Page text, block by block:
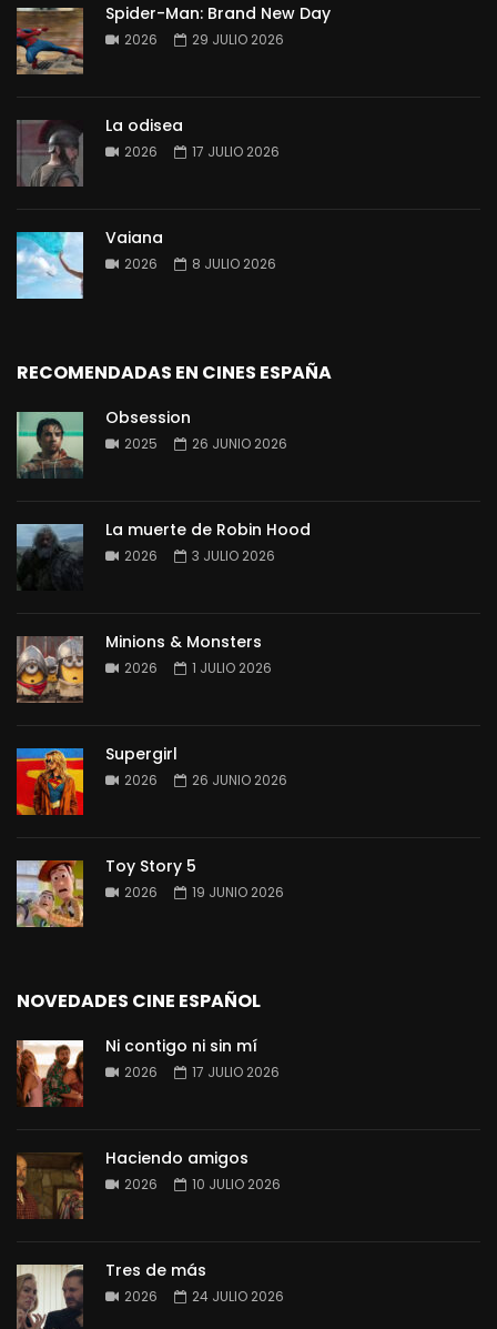
Spider-Man: Brand New Day
2026 29 JULIO 2026
La odisea
2026 17 JULIO 2026
Vaiana
2026 8 JULIO 2026
RECOMENDADAS EN CINES ESPAÑA
Obsession
2025 26 JUNIO 2026
La muerte de Robin Hood
2026 3 JULIO 2026
Minions & Monsters
2026 1 JULIO 2026
Supergirl
2026 26 JUNIO 2026
Toy Story 5
2026 19 JUNIO 2026
NOVEDADES CINE ESPAÑOL
Ni contigo ni sin mí
2026 17 JULIO 2026
Haciendo amigos
2026 10 JULIO 2026
Tres de más
2026 24 JULIO 2026